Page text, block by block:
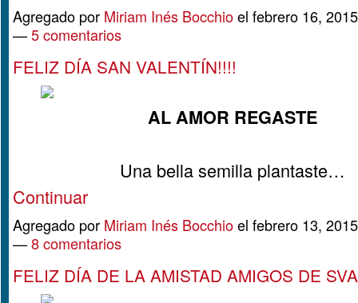
Agregado por Miriam Inés Bocchioel febrero 16,
—5 comentarios
FELIZ DÍA SAN VALENTÍN!!!!
AL AMOR REGASTE
Una bella semilla plantaste…
Continuar
Agregado por Miriam Inés Bocchioel febrero 13,
—8 comentarios
FELIZ DÍA DE LA AMISTAD AMIGOS DE